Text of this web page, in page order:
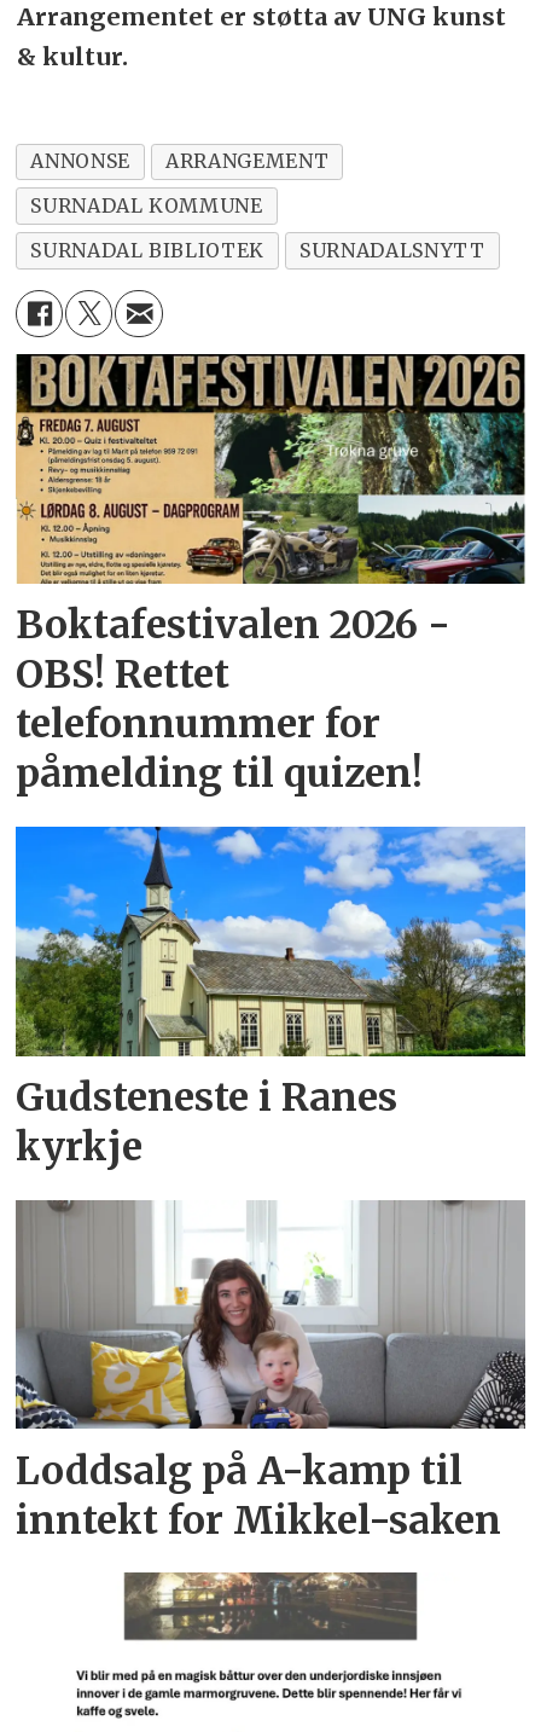
Arrangementet er støtta av UNG kunst
& kultur.
ANNONSE
ARRANGEMENT
SURNADAL KOMMUNE
SURNADAL BIBLIOTEK
SURNADALSNYTT
Boktafestivalen 2026 -
OBS! Rettet
telefonnummer for
påmelding til quizen!
Gudsteneste i Ranes
kyrkje
Loddsalg på A-kamp til
inntekt for Mikkel-saken